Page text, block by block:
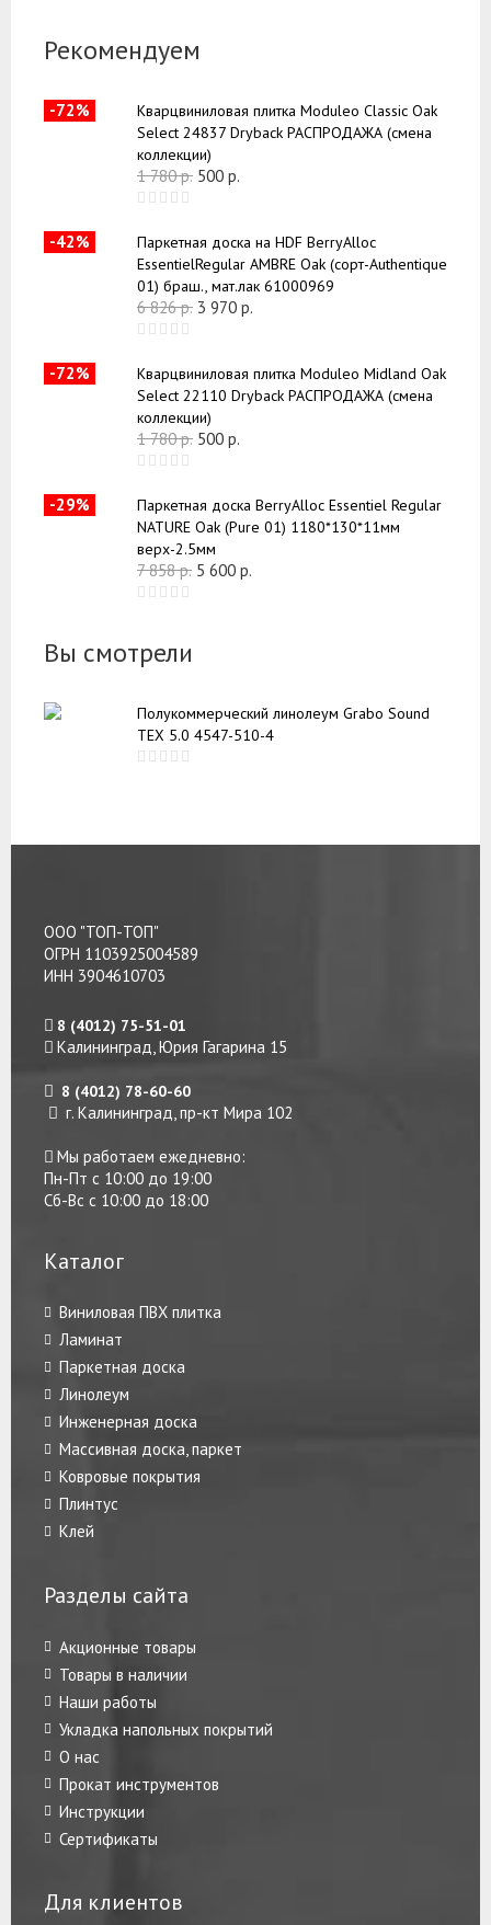
Рекомендуем
Кварцвиниловая плитка Moduleo Classic Oak
Select 24837 Dryback РАСПРОДАЖА (смена
коллекции)
1 780р. 500 р.
-72%
Паркетная доска на HDF BerryAlloc
EssentielRegular AMBRE Oak (сорт-Authentique
01) браш., мат.лак 61000969
6 826р. 3 970 р.
-42%
Кварцвиниловая плитка Moduleo Midland Oak
Select 22110 Dryback РАСПРОДАЖА (смена
коллекции)
1 780р. 500 р.
-72%
Паркетная доска BerryAlloc Essentiel Regular
NATURE Oak (Pure 01) 1180*130*11мм
верх-2.5мм
7 858р. 5 600 р.
-29%
Вы смотрели
Полукоммерческий линолеум Grabo Sound
TEX 5.0 4547-510-4
ООО "ТОП-ТОП"
ОГРН 1103925004589
ИНН 3904610703
8 (4012) 75-51-01
Калининград, Юрия Гагарина 15
8 (4012) 78-60-60
г. Калининград, пр-кт Мира 102
Мы работаем ежедневно:
Пн-Пт с 10:00 до 19:00
Сб-Вс с 10:00 до 18:00
Каталог
Виниловая ПВХ плитка
Ламинат
Паркетная доска
Линолеум
Инженерная доска
Массивная доска, паркет
Ковровые покрытия
Плинтус
Клей
Разделы сайта
Акционные товары
Товары в наличии
Наши работы
Укладка напольных покрытий
О нас
Прокат инструментов
Инструкции
Сертификаты
Для клиентов